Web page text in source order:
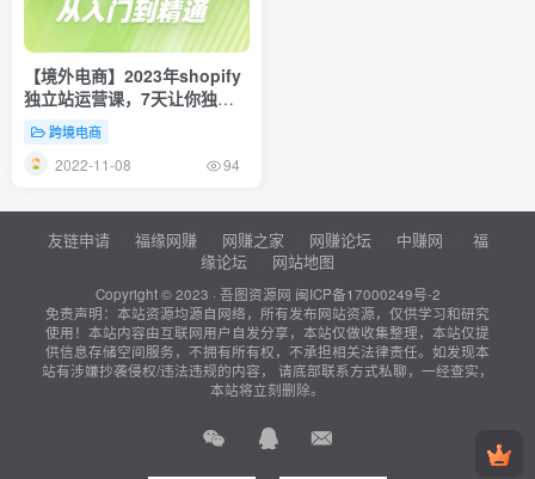
【境外电商】2023年shopify
独立站运营课，7天让你独立
站从入门到精通
跨境电商
2022-11-08 94
友链申请 福缘网赚 网赚之家 网赚论坛 中赚网
福
缘论坛
网站地图
Copyright © 2023 · 吾图资源网 闽ICP备17000249号-2
免责声明：本站资源均源自网络，所有发布网站资源，仅供学习和研究
使用！本站内容由互联网用户自发分享，本站仅做收集整理，本站仅提
供信息存储空间服务，不拥有所有权，不承担相关法律责任。如发现本
站有涉嫌抄袭侵权/违法违规的内容， 请底部联系方式私聊，一经查实，
本站将立刻删除。